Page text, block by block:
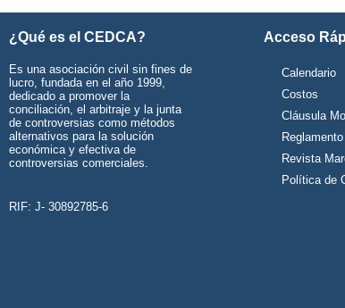
¿Qué es el CEDCA?
Es una asociación civil sin fines de
lucro, fundada en el año 1999,
dedicado a promover la
conciliación, el arbitraje y la junta
de controversias como métodos
alternativos para la solución
económica y efectiva de
controversias comerciales.
RIF: J- 30892785-6
Acceso
Calendario
Costos
Cláusula
Reglamento
Revista
Política de